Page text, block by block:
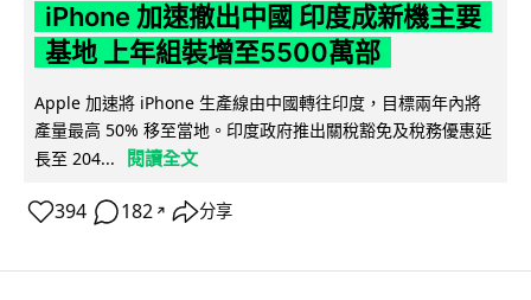
iPhone 加速撤出中國 印度成新機主要
基地 上年組裝增至5500萬部
Apple 加速將 iPhone 生產線由中國轉往印度，目標兩年內將
產量最高 50% 移至當地。印度政府推出關稅豁免及稅務優惠延
長至 204...
閱讀全文
394 182 ↗ 分享